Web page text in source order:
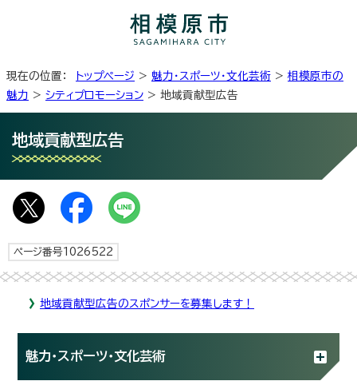
現在の位置： トップページ > 魅力・スポーツ・文化芸術 > 相模原市の
魅力 > シティプロモーション > 地域貢献型広告
地域貢献型広告
ページ番号1026522
地域貢献型広告のスポンサーを募集します！
魅力・スポーツ・文化芸術